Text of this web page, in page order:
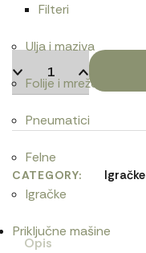
Filteri
Ulja i maziva
Folije i mreže
Pneumatici
Felne
Igračke
Priključne mašine
CATEGORY Igračke
Opis